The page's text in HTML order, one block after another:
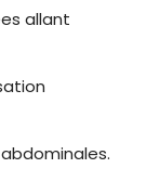
allant